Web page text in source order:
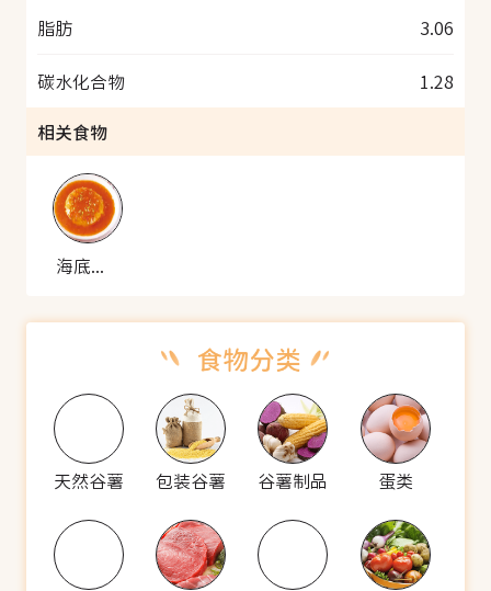
脂肪 3.06
碳水化合物
1.28
相关食物
海底捞月
天然谷薯 包装谷薯 谷薯制品 蛋类